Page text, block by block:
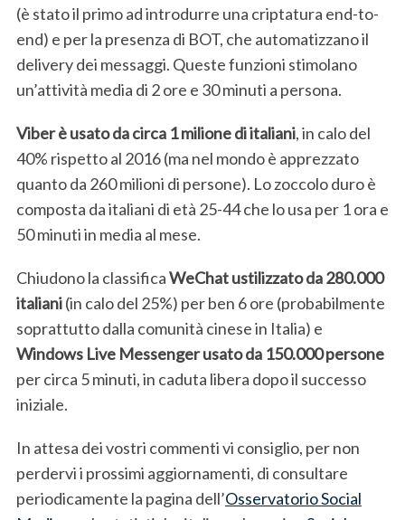
(è stato il primo ad introdurre una criptatura end-to-
end) e per la presenza di BOT, che automatizzano il
delivery dei messaggi. Queste funzioni stimolano
un’attività media di 2 ore e 30 minuti a persona.
Viber è usato da circa 1 milione di italiani, in calo del
40% rispetto al 2016 (ma nel mondo è apprezzato
quanto da 260 milioni di persone). Lo zoccolo duro è
composta da italiani di età 25-44 che lo usa per 1 ora e
50 minuti in media al mese.
Chiudono la classificaWeChat ustilizzato da 280.000
italiani(in calo del 25%) per ben 6 ore (probabilmente
soprattutto dalla comunità cinese in Italia) e
Windows Live Messenger usato da 150.000 persone
per circa 5 minuti, in caduta libera dopo il successo
iniziale.
In attesa dei vostri commenti vi consiglio, per non
perdervi i prossimi aggiornamenti, di consultare
periodicamente la pagina dell’Osservatorio Social